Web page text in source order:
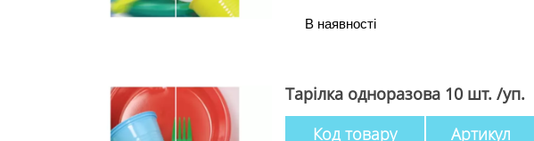
В наявності
Тарілка одноразова 10 шт. /уп.
Код товару
Артикул